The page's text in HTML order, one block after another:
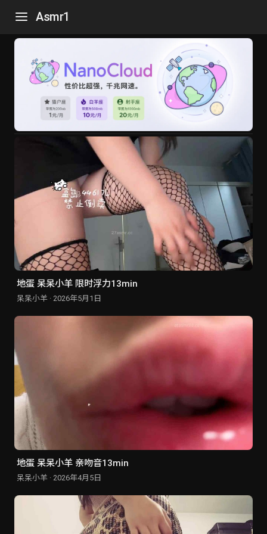
Asmr1
地蛋 呆呆小羊 限时浮力13min
呆呆小羊 · 2026年5月1日
地蛋 呆呆小羊 亲吻音13min
呆呆小羊 · 2026年4月5日